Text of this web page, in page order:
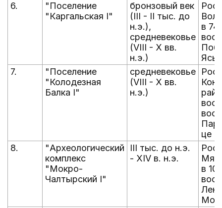
6.
"Поселение
"Каргальская I"
бронзовый век
(III - II тыс. до
н.э.),
средневековье
(VIII - X вв.
н.э.)
в
7.
"Поселение
"Колодезная
Балка I"
средневековье
(VIII - X вв.
н.э.)
це
8.
"Археологический
комплекс
"Мокро-
Чалтырский I"
III тыс. до н.э.
- XIV в. н.э.
в